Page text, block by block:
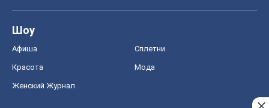
Шоу
Афиша Сплетни
Красота Мода
Женский Журнал